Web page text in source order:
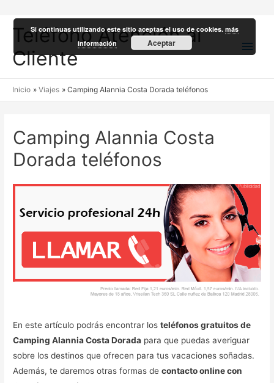
Teléfono Atención al
Cliente
Inicio Viajes Camping Alannia Costa Dorada teléfonos
Camping Alannia Costa
Dorada teléfonos
En este artículo podrás encontrar losteléfonos gratuitos de
Camping Alannia Costa Dorada para que puedas averiguar
sobre los destinos que ofrecen para tus vacaciones soñadas.
Además, te daremos otras formas decontacto online con
Si continuas utilizando este sitio aceptas el uso de cookies.más
información
Aceptar